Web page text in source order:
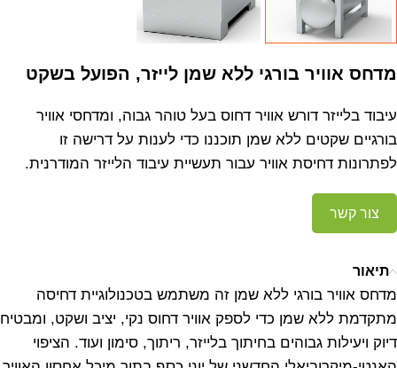
מדחס אוויר בורגי ללא שמן לייזר, הפועל בשקט
עיבוד בלייזר דורש אוויר דחוס בעל טוהר גבוה, ומדחסי אוויר
בורגיים שקטים ללא שמן תוכננו כדי לענות על דרישה זו
לפתרונות דחיסת אוויר עבור תעשיית עיבוד הלייזר המודרנית.
צור קשר
תיאור
מדחס אוויר בורגי ללא שמן זה משתמש בטכנולוגיית דחיסה
מתקדמת ללא שמן כדי לספק אוויר דחוס נקי, יציב ושקט, ומבטיח
דיוק ויעילות גבוהים בחיתוך בלייזר, ריתוך, סימון ועוד. הציפוי